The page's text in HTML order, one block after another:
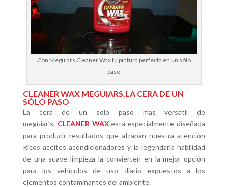
Con Meguiars Cleaner Wax tu pintura perfecta en un sólo
paso
CLEANER WAX MEGUIARS,LA CERA DE UN
SÓLO PASO
La cera de un solo paso mas versátil de
meguiar’s, CLEANER WAX,está especialmente diseñada
para producir resultados que atrapan nuestra atención
Ricos aceites acondicionadores y la legendaria habilidad
de una suave limpieza la convierten en la mejor opción
para los vehículos de uso diario expuestos a los
elementos contaminantes del ambiente.